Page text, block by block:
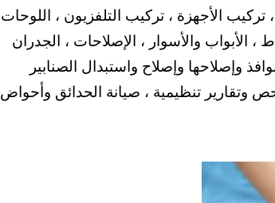
الأجهزة ، تركيب التلفزيون ، اللوحات
، الأبواب والأسوار ، الإصلاحات ، الجدران
وإصلاحها وإصلاح واستبدال الصنابير
تنظيمية ، صيانة الحدائق وأحواض